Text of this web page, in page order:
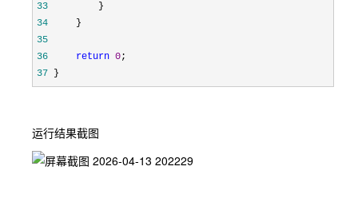
33
34
35
36
return 0
37 }
运行结果截图